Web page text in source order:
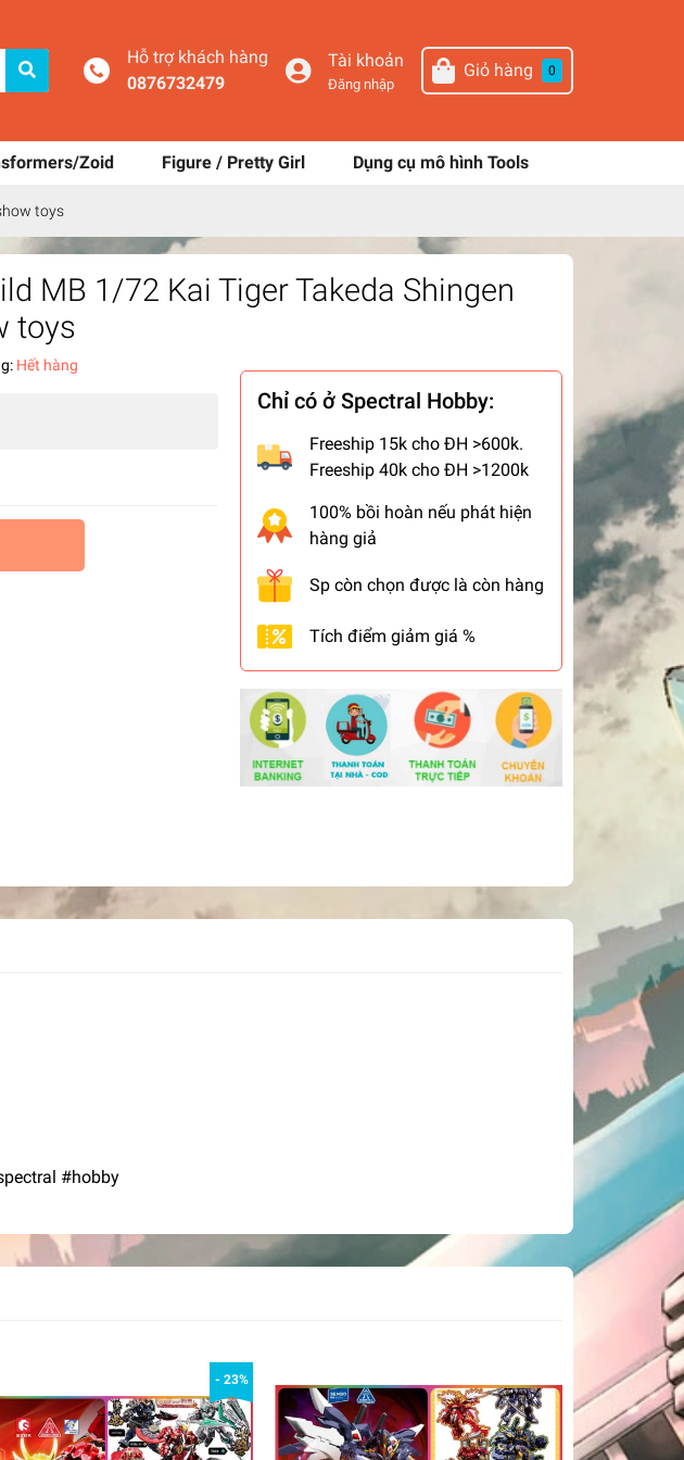
Hỗ trợ khách hàng
0876732479
Tài khoản
Đăng nhập
Giỏ hàng 0
Zoid Figure / Pretty Girl Dụng cụ mô hình Tools
toys
MB 1/72 Kai Tiger Takeda Shingen
toys
Hết hàng
Chỉ có ở Spectral Hobby:
Freeship 15k cho ĐH >600k.
Freeship 40k cho ĐH >1200k
100% bồi hoàn nếu phát hiện
hàng giả
Sp còn chọn được là còn hàng
Tích điểm giảm giá %
#hobby
- 23%